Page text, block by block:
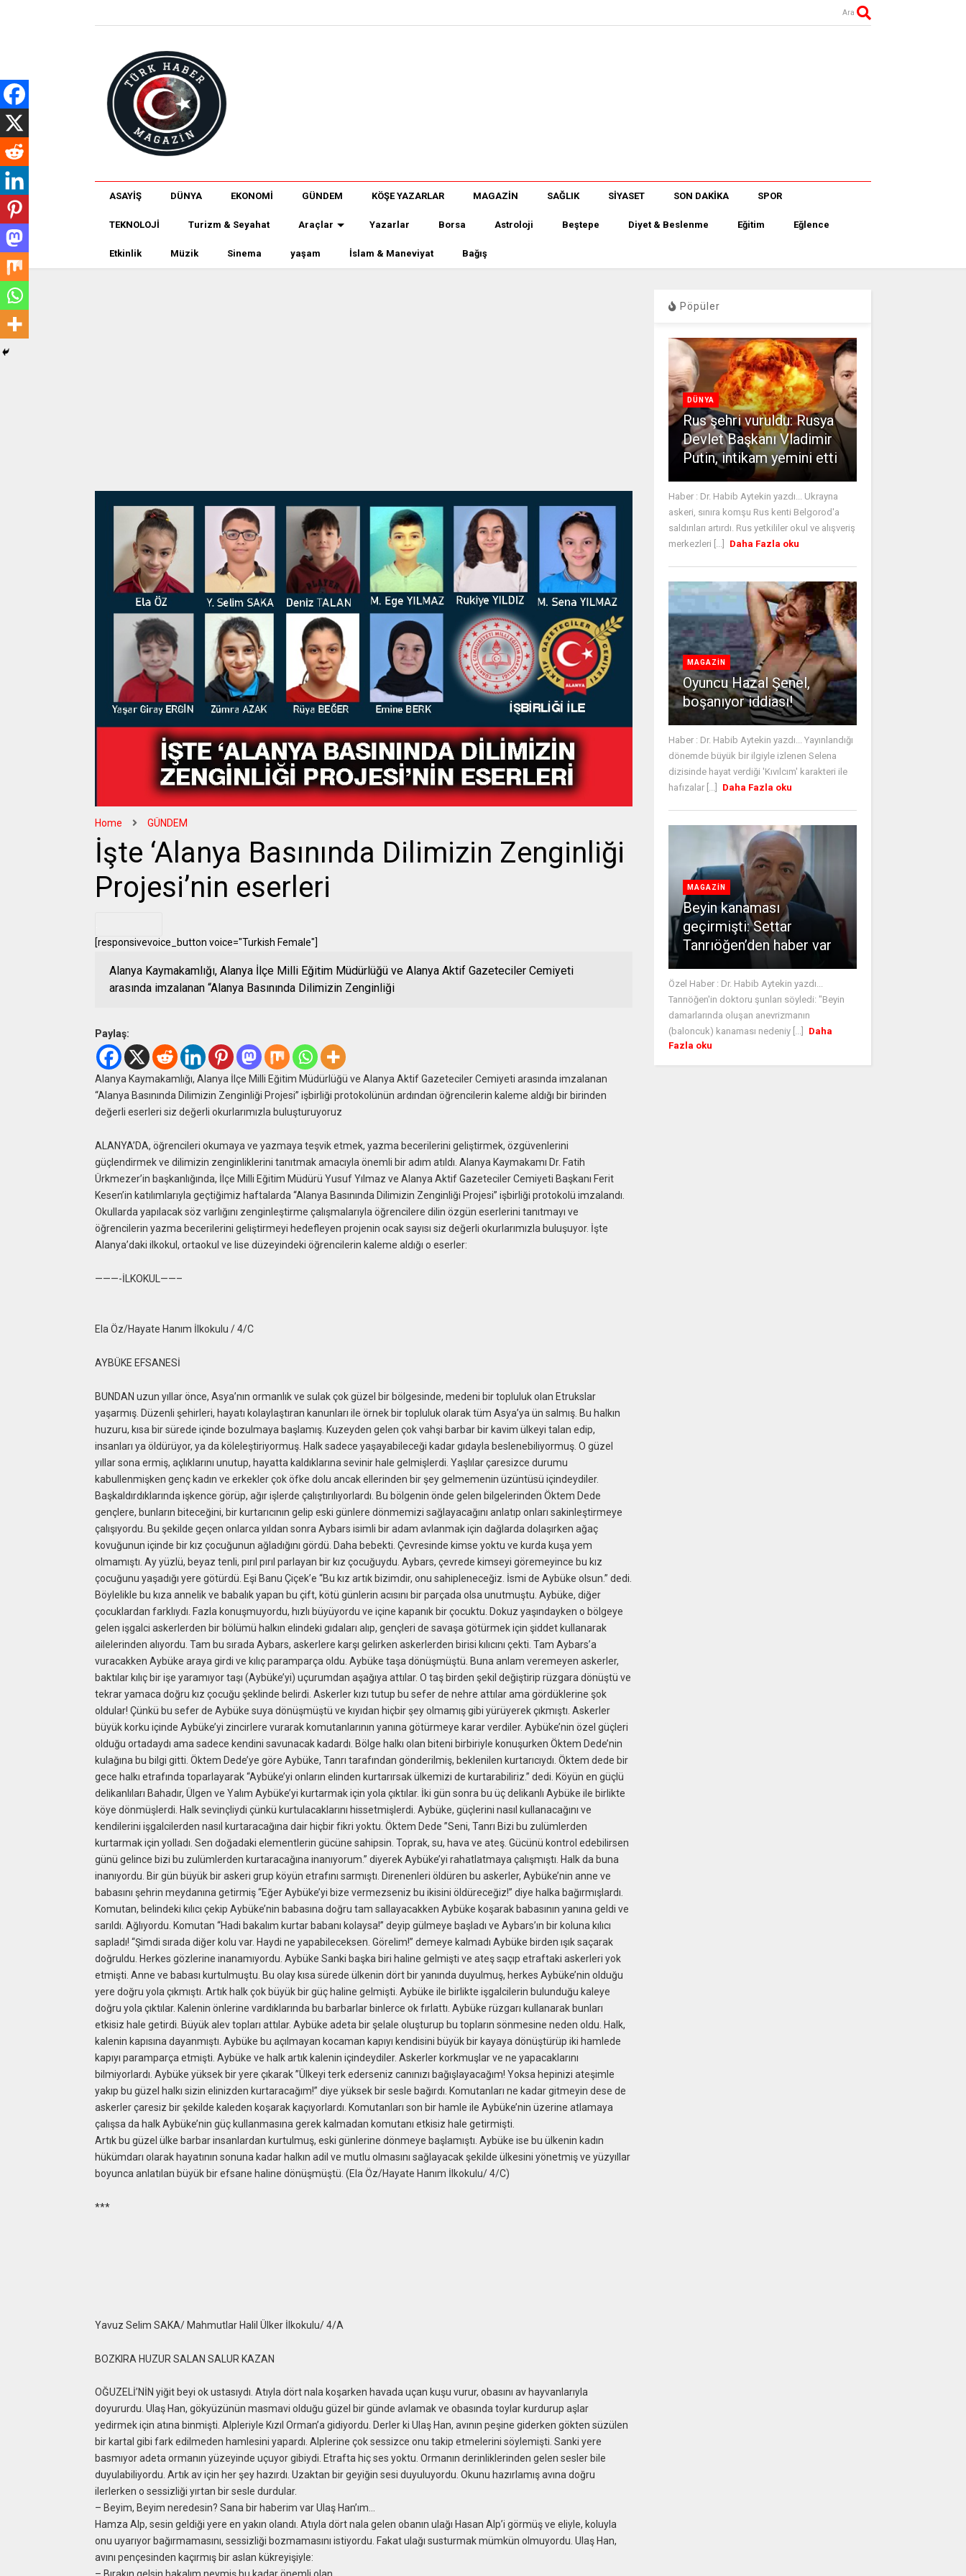
Ara
ASAYİŞ DÜNYA EKONOMİ GÜNDEM KÖŞE YAZARLAR MAGAZİN SAĞLIK SİYASET SON DAKİKA SPOR
TEKNOLOJİ Turizm & Seyahat Araçlar Yazarlar Borsa Astroloji Beştepe Diyet & Beslenme Eğitim Eğlence
Etkinlik Müzik Sinema yaşam İslam & Maneviyat Bağış
Home GÜNDEM
İşte ‘Alanya Basınında Dilimizin Zenginliği
Projesi’nin eserleri
[responsivevoice_button voice="Turkish Female"]
Alanya Kaymakamlığı, Alanya İlçe Milli Eğitim Müdürlüğü ve Alanya Aktif Gazeteciler Cemiyeti
arasında imzalanan “Alanya Basınında Dilimizin Zenginliği
Paylaş:
Alanya Kaymakamlığı, Alanya İlçe Milli Eğitim Müdürlüğü ve Alanya Aktif Gazeteciler Cemiyeti arasında imzalanan
“Alanya Basınında Dilimizin Zenginliği Projesi” işbirliği protokolünün ardından öğrencilerin kaleme aldığı bir birinden
değerli eserleri siz değerli okurlarımızla buluşturuyoruz
ALANYA’DA, öğrencileri okumaya ve yazmaya teşvik etmek, yazma becerilerini geliştirmek, özgüvenlerini
güçlendirmek ve dilimizin zenginliklerini tanıtmak amacıyla önemli bir adım atıldı. Alanya Kaymakamı Dr. Fatih
Ürkmezer’in başkanlığında, İlçe Milli Eğitim Müdürü Yusuf Yılmaz ve Alanya Aktif Gazeteciler Cemiyeti Başkanı Ferit
Kesen’in katılımlarıyla geçtiğimiz haftalarda “Alanya Basınında Dilimizin Zenginliği Projesi” işbirliği protokolü imzalandı.
Okullarda yapılacak söz varlığını zenginleştirme çalışmalarıyla öğrencilere dilin özgün eserlerini tanıtmayı ve
öğrencilerin yazma becerilerini geliştirmeyi hedefleyen projenin ocak sayısı siz değerli okurlarımızla buluşuyor. İşte
Alanya’daki ilkokul, ortaokul ve lise düzeyindeki öğrencilerin kaleme aldığı o eserler:
———-İLKOKUL——–
Ela Öz/Hayate Hanım İlkokulu / 4/C
AYBÜKE EFSANESİ
BUNDAN uzun yıllar önce, Asya’nın ormanlık ve sulak çok güzel bir bölgesinde, medeni bir topluluk olan Etrukslar
yaşarmış. Düzenli şehirleri, hayatı kolaylaştıran kanunları ile örnek bir topluluk olarak tüm Asya’ya ün salmış. Bu halkın
huzuru, kısa bir sürede içinde bozulmaya başlamış. Kuzeyden gelen çok vahşi barbar bir kavim ülkeyi talan edip,
insanları ya öldürüyor, ya da köleleştiriyormuş. Halk sadece yaşayabileceği kadar gıdayla beslenebiliyormuş. O güzel
yıllar sona ermiş, açlıklarını unutup, hayatta kaldıklarına sevinir hale gelmişlerdi. Yaşlılar çaresizce durumu
kabullenmişken genç kadın ve erkekler çok öfke dolu ancak ellerinden bir şey gelmemenin üzüntüsü içindeydiler.
Başkaldırdıklarında işkence görüp, ağır işlerde çalıştırılıyorlardı. Bu bölgenin önde gelen bilgelerinden Öktem Dede
gençlere, bunların biteceğini, bir kurtarıcının gelip eski günlere dönmemizi sağlayacağını anlatıp onları sakinleştirmeye
çalışıyordu. Bu şekilde geçen onlarca yıldan sonra Aybars isimli bir adam avlanmak için dağlarda dolaşırken ağaç
kovuğunun içinde bir kız çocuğunun ağladığını gördü. Daha bebekti. Çevresinde kimse yoktu ve kurda kuşa yem
olmamıştı. Ay yüzlü, beyaz tenli, pırıl pırıl parlayan bir kız çocuğuydu. Aybars, çevrede kimseyi göremeyince bu kız
çocuğunu yaşadığı yere götürdü. Eşi Banu Çiçek’e “Bu kız artık bizimdir, onu sahipleneceğiz. İsmi de Aybüke olsun.” dedi.
Böylelikle bu kıza annelik ve babalık yapan bu çift, kötü günlerin acısını bir parçada olsa unutmuştu. Aybüke, diğer
çocuklardan farklıydı. Fazla konuşmuyordu, hızlı büyüyordu ve içine kapanık bir çocuktu. Dokuz yaşındayken o bölgeye
gelen işgalci askerlerden bir bölümü halkın elindeki gıdaları alıp, gençleri de savaşa götürmek için şiddet kullanarak
ailelerinden alıyordu. Tam bu sırada Aybars, askerlere karşı gelirken askerlerden birisi kılıcını çekti. Tam Aybars’a
vuracakken Aybüke araya girdi ve kılıç paramparça oldu. Aybüke taşa dönüşmüştü. Buna anlam veremeyen askerler,
baktılar kılıç bir işe yaramıyor taşı (Aybüke’yi) uçurumdan aşağıya attılar. O taş birden şekil değiştirip rüzgara dönüştü ve
tekrar yamaca doğru kız çocuğu şeklinde belirdi. Askerler kızı tutup bu sefer de nehre attılar ama gördüklerine şok
oldular! Çünkü bu sefer de Aybüke suya dönüşmüştü ve kıyıdan hiçbir şey olmamış gibi yürüyerek çıkmıştı. Askerler
büyük korku içinde Aybüke’yi zincirlere vurarak komutanlarının yanına götürmeye karar verdiler. Aybüke’nin özel güçleri
olduğu ortadaydı ama sadece kendini savunacak kadardı. Bölge halkı olan biteni birbiriyle konuşurken Öktem Dede’nin
kulağına bu bilgi gitti. Öktem Dede’ye göre Aybüke, Tanrı tarafından gönderilmiş, beklenilen kurtarıcıydı. Öktem dede bir
gece halkı etrafında toparlayarak “Aybüke’yi onların elinden kurtarırsak ülkemizi de kurtarabiliriz.” dedi. Köyün en güçlü
delikanlıları Bahadır, Ülgen ve Yalım Aybüke’yi kurtarmak için yola çıktılar. İki gün sonra bu üç delikanlı Aybüke ile birlikte
köye dönmüşlerdi. Halk sevinçliydi çünkü kurtulacaklarını hissetmişlerdi. Aybüke, güçlerini nasıl kullanacağını ve
kendilerini işgalcilerden nasıl kurtaracağına dair hiçbir fikri yoktu. Öktem Dede ”Seni, Tanrı Bizi bu zulümlerden
kurtarmak için yolladı. Sen doğadaki elementlerin gücüne sahipsin. Toprak, su, hava ve ateş. Gücünü kontrol edebilirsen
günü gelince bizi bu zulümlerden kurtaracağına inanıyorum.” diyerek Aybüke’yi rahatlatmaya çalışmıştı. Halk da buna
inanıyordu. Bir gün büyük bir askeri grup köyün etrafını sarmıştı. Direnenleri öldüren bu askerler, Aybüke’nin anne ve
babasını şehrin meydanına getirmiş “Eğer Aybüke’yi bize vermezseniz bu ikisini öldüreceğiz!” diye halka bağırmışlardı.
Komutan, belindeki kılıcı çekip Aybüke’nin babasına doğru tam sallayacakken Aybüke koşarak babasının yanına geldi ve
sarıldı. Ağlıyordu. Komutan “Hadi bakalım kurtar babanı kolaysa!” deyip gülmeye başladı ve Aybars’ın bir koluna kılıcı
sapladı! “Şimdi sırada diğer kolu var. Haydi ne yapabileceksen. Görelim!” demeye kalmadı Aybüke birden ışık saçarak
doğruldu. Herkes gözlerine inanamıyordu. Aybüke Sanki başka biri haline gelmişti ve ateş saçıp etraftaki askerleri yok
etmişti. Anne ve babası kurtulmuştu. Bu olay kısa sürede ülkenin dört bir yanında duyulmuş, herkes Aybüke’nin olduğu
yere doğru yola çıkmıştı. Artık halk çok büyük bir güç haline gelmişti. Aybüke ile birlikte işgalcilerin bulunduğu kaleye
doğru yola çıktılar. Kalenin önlerine vardıklarında bu barbarlar binlerce ok fırlattı. Aybüke rüzgarı kullanarak bunları
etkisiz hale getirdi. Büyük alev topları attılar. Aybüke adeta bir şelale oluşturup bu topların sönmesine neden oldu. Halk,
kalenin kapısına dayanmıştı. Aybüke bu açılmayan kocaman kapıyı kendisini büyük bir kayaya dönüştürüp iki hamlede
kapıyı paramparça etmişti. Aybüke ve halk artık kalenin içindeydiler. Askerler korkmuşlar ve ne yapacaklarını
bilmiyorlardı. Aybüke yüksek bir yere çıkarak ”Ülkeyi terk ederseniz canınızı bağışlayacağım! Yoksa hepinizi ateşimle
yakıp bu güzel halkı sizin elinizden kurtaracağım!” diye yüksek bir sesle bağırdı. Komutanları ne kadar gitmeyin dese de
askerler çaresiz bir şekilde kaleden koşarak kaçıyorlardı. Komutanları son bir hamle ile Aybüke’nin üzerine atlamaya
çalışsa da halk Aybüke’nin güç kullanmasına gerek kalmadan komutanı etkisiz hale getirmişti.
Artık bu güzel ülke barbar insanlardan kurtulmuş, eski günlerine dönmeye başlamıştı. Aybüke ise bu ülkenin kadın
hükümdarı olarak hayatının sonuna kadar halkın adil ve mutlu olmasını sağlayacak şekilde ülkesini yönetmiş ve yüzyıllar
boyunca anlatılan büyük bir efsane haline dönüşmüştü. (Ela Öz/Hayate Hanım İlkokulu/ 4/C)
***
Yavuz Selim SAKA/ Mahmutlar Halil Ülker İlkokulu/ 4/A
BOZKIRA HUZUR SALAN SALUR KAZAN
OĞUZELİ’NİN yiğit beyi ok ustasıydı. Atıyla dört nala koşarken havada uçan kuşu vurur, obasını av hayvanlarıyla
doyururdu. Ulaş Han, gökyüzünün masmavi olduğu güzel bir günde avlamak ve obasında toylar kurdurup aşlar
yedirmek için atına binmişti. Alpleriyle Kızıl Orman’a gidiyordu. Derler ki Ulaş Han, avının peşine giderken gökten süzülen
bir kartal gibi fark edilmeden hamlesini yapardı. Alplerine çok sessizce onu takip etmelerini söylemişti. Sanki yere
basmıyor adeta ormanın yüzeyinde uçuyor gibiydi. Etrafta hiç ses yoktu. Ormanın derinliklerinden gelen sesler bile
duyulabiliyordu. Artık av için her şey hazırdı. Uzaktan bir geyiğin sesi duyuluyordu. Okunu hazırlamış avına doğru
ilerlerken o sessizliği yırtan bir sesle durdular.
– Beyim, Beyim neredesin? Sana bir haberim var Ulaş Han’ım…
Hamza Alp, sesin geldiği yere en yakın olandı. Atıyla dört nala gelen obanın ulağı Hasan Alp’i görmüş ve eliyle, koluyla
onu uyarıyor bağırmamasını, sessizliği bozmamasını istiyordu. Fakat ulağı susturmak mümkün olmuyordu. Ulaş Han,
avını pençesinden kaçırmış bir aslan kükreyişiyle:
Pöpüler
DÜNYA
Rus şehri vuruldu: Rusya
Devlet Başkanı Vladimir
Putin, intikam yemini etti
Haber : Dr. Habib Aytekin yazdı... Ukrayna
askeri, sınıra komşu Rus kenti Belgorod'a
saldırıları artırdı. Rus yetkililer okul ve alışveriş
merkezleri [...]
Daha Fazla oku
MAGAZİN
Oyuncu Hazal Şenel,
boşanıyor iddiası!
Haber : Dr. Habib Aytekin yazdı... Yayınlandığı
dönemde büyük bir ilgiyle izlenen Selena
dizisinde hayat verdiği 'Kıvılcım' karakteri ile
hafızalar [...]
Daha Fazla oku
MAGAZİN
Beyin kanaması
geçirmişti: Settar
Tanrıöğen’den haber var
Özel Haber : Dr. Habib Aytekin yazdı...
Tanrıöğen'in doktoru şunları söyledi: "Beyin
damarlarında oluşan anevrizmanın
(baloncuk) kanaması nedeniy [...]
Daha
Fazla oku